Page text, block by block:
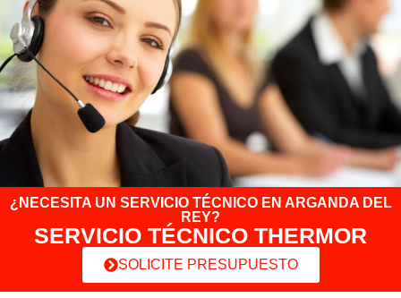
¿NECESITA UN SERVICIO TÉCNICO EN ARGANDA DEL
REY?
SERVICIO TÉCNICO THERMOR
SOLICITE PRESUPUESTO